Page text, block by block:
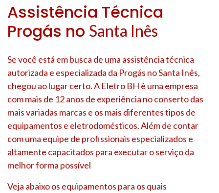
Assistência Técnica
Progás no Santa Inês
Se você está em busca de uma assistência técnica
autorizada e especializada da Progás noSanta Inês,
chegou ao lugar certo. A Eletro BH é uma empresa
com mais de 12 anos de experiência no conserto das
mais variadas marcas e os mais diferentes tipos de
equipamentos e eletrodomésticos. Além de contar
com uma equipe de profissionais especializados e
altamente capacitados para executar o serviço da
melhor forma possível
Veja abaixo os equipamentos para os quais